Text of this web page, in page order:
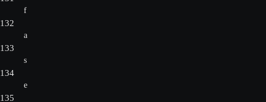
f
132
a
133
s
134
e
135